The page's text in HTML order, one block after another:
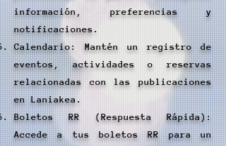
información, preferencias y
notificaciones.
Calendario: Mantén un registro de
eventos, actividades o reservas
relacionadas con las publicaciones
en Laniakea.
Boletos RR (Respuesta Rápida):
Accede a tus boletos RR para un